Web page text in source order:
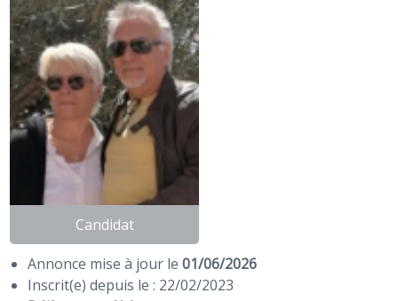
Candidat
Annonce mise à jour le01/06/2026
Inscrit(e) depuis le : 22/02/2023